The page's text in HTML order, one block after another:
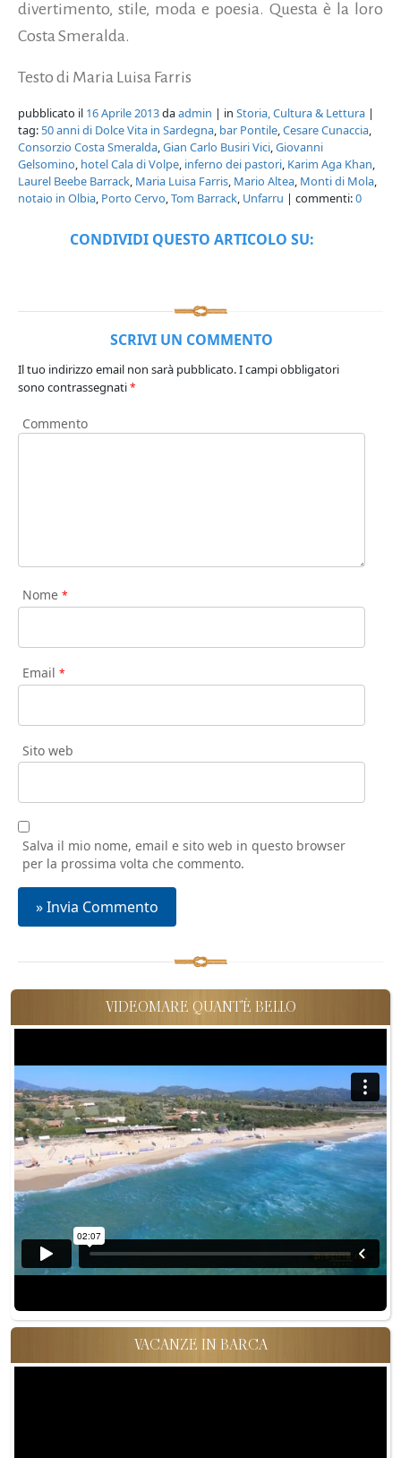
divertimento, stile, moda e poesia. Questa è la loro
Costa Smeralda.
Testo di Maria Luisa Farris
pubblicato il 16 Aprile 2013daadmin | in Storia, Cultura & Lettura |
tag: 50 anni di Dolce Vita in Sardegna, bar Pontile,Cesare Cunaccia,
Consorzio Costa Smeralda,Gian Carlo Busiri Vici,Giovanni
Gelsomino, hotel Cala di Volpe, inferno dei pastori, Karim Aga Khan,
Laurel Beebe Barrack, Maria Luisa Farris, Mario Altea, Monti di Mola,
notaio in Olbia, Porto Cervo,Tom Barrack, Unfarru | commenti:0
CONDIVIDI QUESTO ARTICOLO SU:
SCRIVI UN COMMENTO
Il tuo indirizzo email non sarà pubblicato.I campi obbligatori
sono contrassegnati*
Commento
Nome *
Email *
Sito web
Salva il mio nome, email e sito web in questo browser
per la prossima volta che commento.
VIDEOMARE QUANT'È BELLO
VACANZE IN BARCA